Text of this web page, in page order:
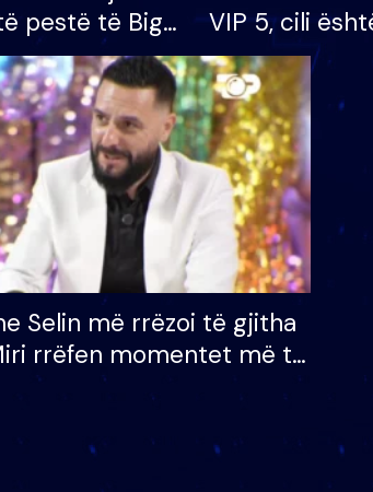
pestë të Big
rrëmben
prej 100
VIP 5, cili
radhës që lë
Selin më rrëzoi të gjitha
rrëfen momentet më të
shtëpinë e BB VIP: Do më